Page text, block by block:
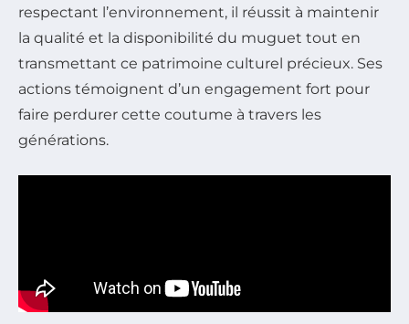
respectant l’environnement, il réussit à maintenir
la qualité et la disponibilité du muguet tout en
transmettant ce patrimoine culturel précieux. Ses
actions témoignent d’un engagement fort pour
faire perdurer cette coutume à travers les
générations.